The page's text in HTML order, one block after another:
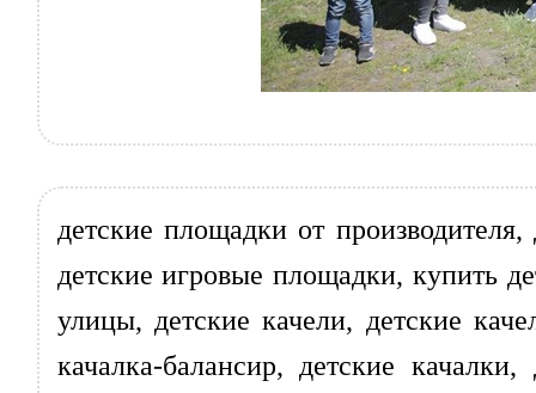
детские площадки от
детские игровые площадки, купить
улицы, детские качели, детские
качалка-балансир, детские